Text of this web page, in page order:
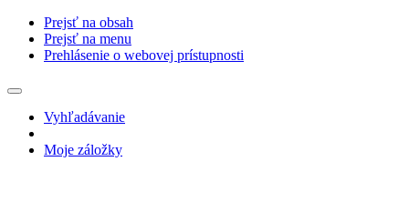
Prejsť na obsah
Prejsť na menu
Prehlásenie o webovej prístupnosti
Vyhľadávanie
Moje záložky